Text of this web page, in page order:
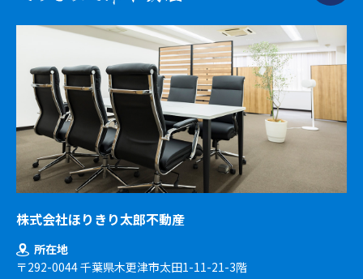
株式会社ほりきり太郎不動産
所在地
〒292-0044 千葉県木更津市太田1-11-21-3階